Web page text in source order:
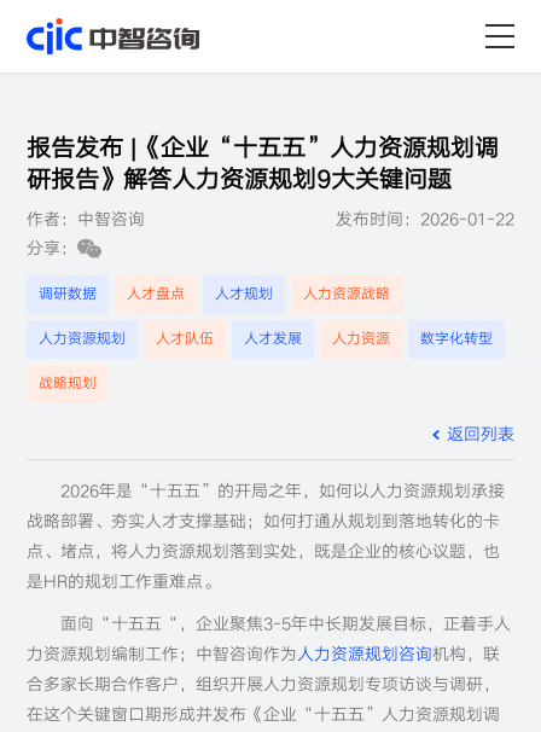
服务
行业
资源
关于
报告发布 |《企业“十五五”人力资源规划调
研报告》解答人力资源规划9大关键问题
作者：中智咨询
发布时间：2026-01-22
分享：
调研数据 人才盘点 人才规划 人力资源战略
人力资源规划 人才队伍 人才发展 人力资源 数字化转型
战略规划
返回列表
2026年是“十五五”的开局之年，如何以人力资源规划承接
战略部署、夯实人才支撑基础；如何打通从规划到落地转化的卡
点、堵点，将人力资源规划落到实处，既是企业的核心议题，也
是HR的规划工作重难点。
面向“十五五“，企业聚焦3-5年中长期发展目标，正着手人
力资源规划编制工作；中智咨询作为人力资源规划咨询机构，联
合多家长期合作客户，组织开展人力资源规划专项访谈与调研，
在这个关键窗口期形成并发布《企业“十五五”人力资源规划调